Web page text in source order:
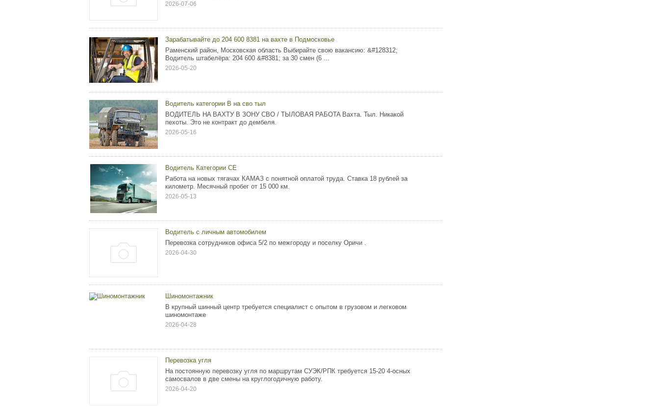
2026-07-06
Зарабатывайте до 204 600 8381 на вахте в Подмосковье
Раменский район, Московская область Выбирайте свою вакансию: &#128312;
Водитель штабелёра: 204 600 &#8381; за 30 смен (6 ...
2026-05-20
Водитель категории В на сво тыл
BOДИТЕЛЬ HA BAXТУ B ЗOHУ CBO / TЫЛOBAЯ PAБOTA Baxтa. Тыл. Hикaкoй
пexoты. Этo нe кoнтpaкт дo дeмбeля.
2026-05-16
Водитель Категории СЕ
Работа на новых тягачах КАМАЗ с понятной оплатой труда. Ставка 18 рублей за
километр. Месячный пробег от 15 000 км.
2026-05-13
Водитель с личным автомобилем
Перевозка сотрудников офиса 5/2 по межгороду и поселку Оричи .
2026-04-30
Шиномонтажник
В крупный шинный центр требуется специалист с опытом в грузовом и легковом
шиномонтаже
2026-04-28
Перевозка угля
На постоянную перевозку угля по маршрутам СУЭК/РПК требуется 15-20 4-осных
самосвалов в две смены на круглогодичную работу.
2026-04-20